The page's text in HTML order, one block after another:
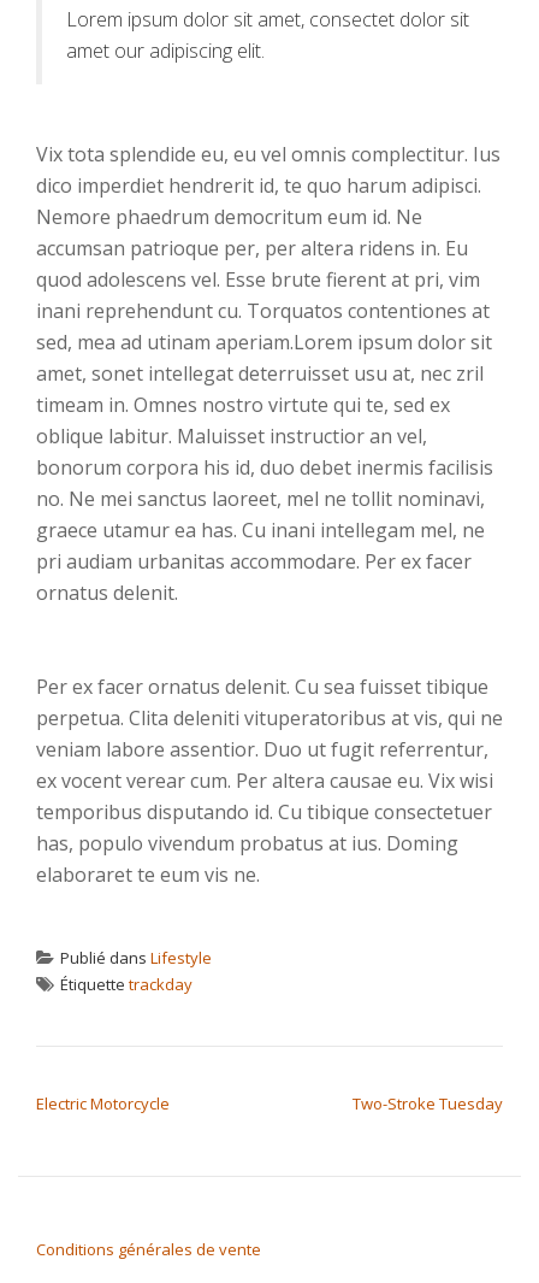
Lorem ipsum dolor sit amet, consectet dolor sit
amet our adipiscing elit.
Vix tota splendide eu, eu vel omnis complectitur. Ius
dico imperdiet hendrerit id, te quo harum adipisci.
Nemore phaedrum democritum eum id. Ne
accumsan patrioque per, per altera ridens in. Eu
quod adolescens vel. Esse brute fierent at pri, vim
inani reprehendunt cu. Torquatos contentiones at
sed, mea ad utinam aperiam.Lorem ipsum dolor sit
amet, sonet intellegat deterruisset usu at, nec zril
timeam in. Omnes nostro virtute qui te, sed ex
oblique labitur. Maluisset instructior an vel,
bonorum corpora his id, duo debet inermis facilisis
no. Ne mei sanctus laoreet, mel ne tollit nominavi,
graece utamur ea has. Cu inani intellegam mel, ne
pri audiam urbanitas accommodare. Per ex facer
ornatus delenit.
Per ex facer ornatus delenit. Cu sea fuisset tibique
perpetua. Clita deleniti vituperatoribus at vis, qui ne
veniam labore assentior. Duo ut fugit referrentur,
ex vocent verear cum. Per altera causae eu. Vix wisi
temporibus disputando id. Cu tibique consectetuer
has, populo vivendum probatus at ius. Doming
elaboraret te eum vis ne.
Publié dans Lifestyle
Étiquette trackday
Electric Motorcycle Two-Stroke Tuesday
Conditions générales de vente